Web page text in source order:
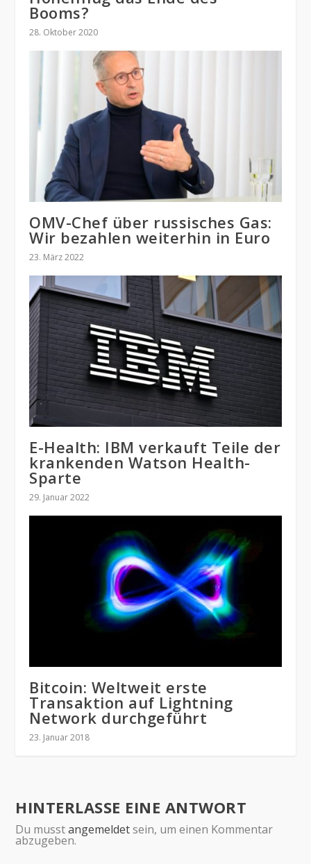
Booms?
28. Oktober 2020
OMV-Chef über russisches Gas:
Wir bezahlen weiterhin in Euro
23. März 2022
E-Health: IBM verkauft Teile der
krankenden Watson Health-
Sparte
29. Januar 2022
Bitcoin: Weltweit erste
Transaktion auf Lightning
Network durchgeführt
23. Januar 2018
HINTERLASSE EINE ANTWORT
Du musstangemeldetsein, um einen Kommentar
abzugeben.